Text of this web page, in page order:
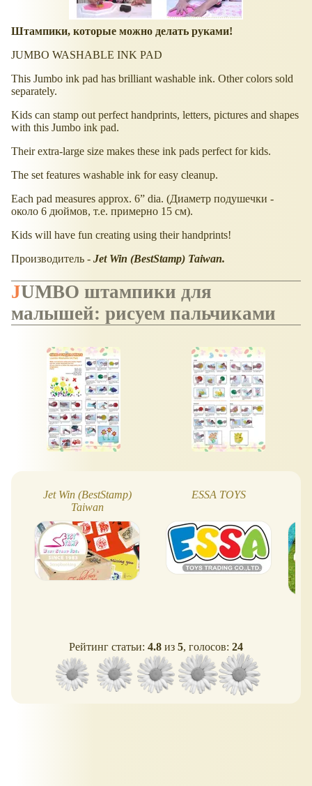
Штампики, которые можно делать руками!
JUMBO WASHABLE INK PAD
This Jumbo ink pad has brilliant washable ink. Other colors sold
separately.
Kids can stamp out perfect handprints, letters, pictures and shapes
with this Jumbo ink pad.
Their extra-large size makes these ink pads perfect for kids.
The set features washable ink for easy cleanup.
Each pad measures approx. 6” dia. (Диаметр подушечки -
около 6 дюймов, т.е. примерно 15 см).
Kids will have fun creating using their handprints!
Производитель - Jet Win (BestStamp) Taiwan.
JUMBO штампики для
малышей: рисуем пальчиками
Jet Win (BestStamp)
Taiwan
ESSA TOYS
Рейтинг статьи: 4.8 из 5, голосов: 24